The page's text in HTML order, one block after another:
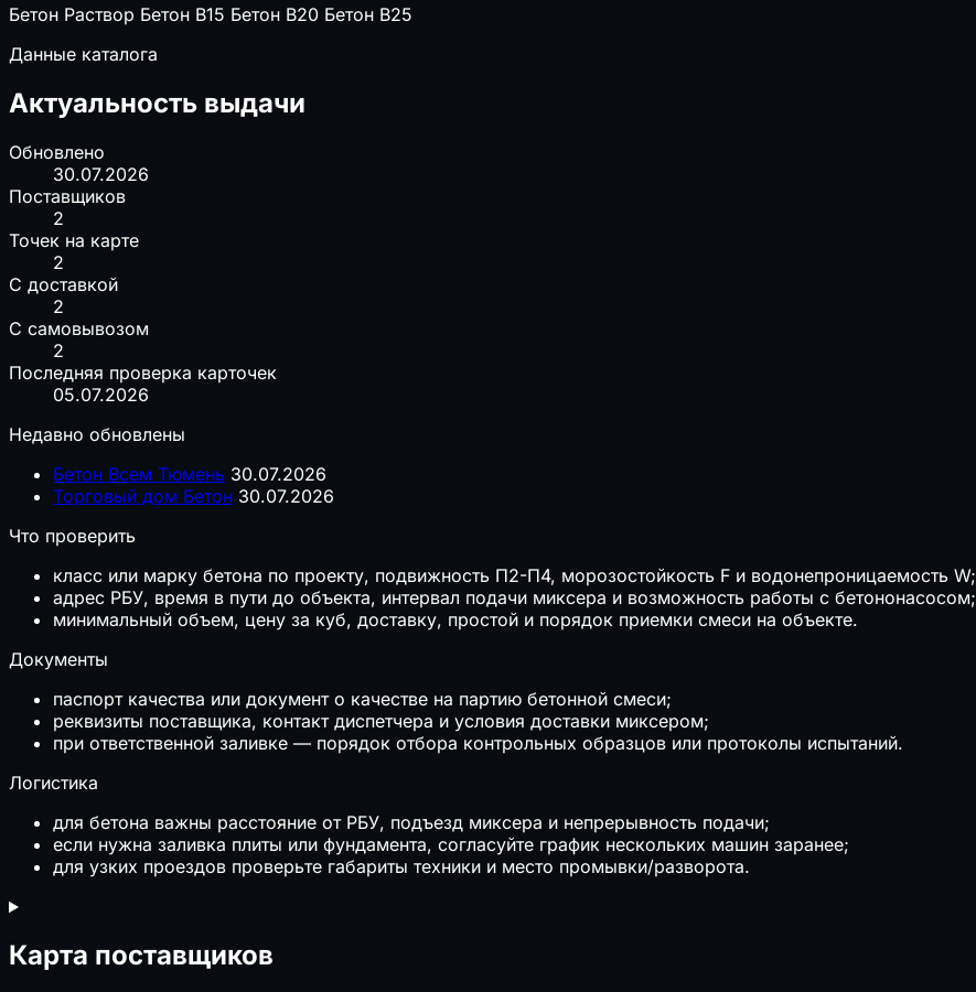
Бетон Раствор Бетон B15 Бетон B20 Бетон B25
Данные каталога
Актуальность выдачи
Обновлено
30.07.2026
Поставщиков
2
Точек на карте
2
С доставкой
2
С самовывозом
2
Последняя проверка карточек
05.07.2026
Недавно обновлены
Бетон Всем Тюмень 30.07.2026
Торговый дом Бетон 30.07.2026
Что проверить
класс или марку бетона по проекту, подвижность П2-П4, морозостойкость F и водонепроницаемость W;
адрес РБУ, время в пути до объекта, интервал подачи миксера и возможность работы с бетононасосом;
минимальный объем, цену за куб, доставку, простой и порядок приемки смеси на объекте.
Документы
паспорт качества или документ о качестве на партию бетонной смеси;
реквизиты поставщика, контакт диспетчера и условия доставки миксером;
при ответственной заливке — порядок отбора контрольных образцов или протоколы испытаний.
Логистика
для бетона важны расстояние от РБУ, подъезд миксера и непрерывность подачи;
если нужна заливка плиты или фундамента, согласуйте график нескольких машин заранее;
для узких проездов проверьте габариты техники и место промывки/разворота.
Карта поставщиков